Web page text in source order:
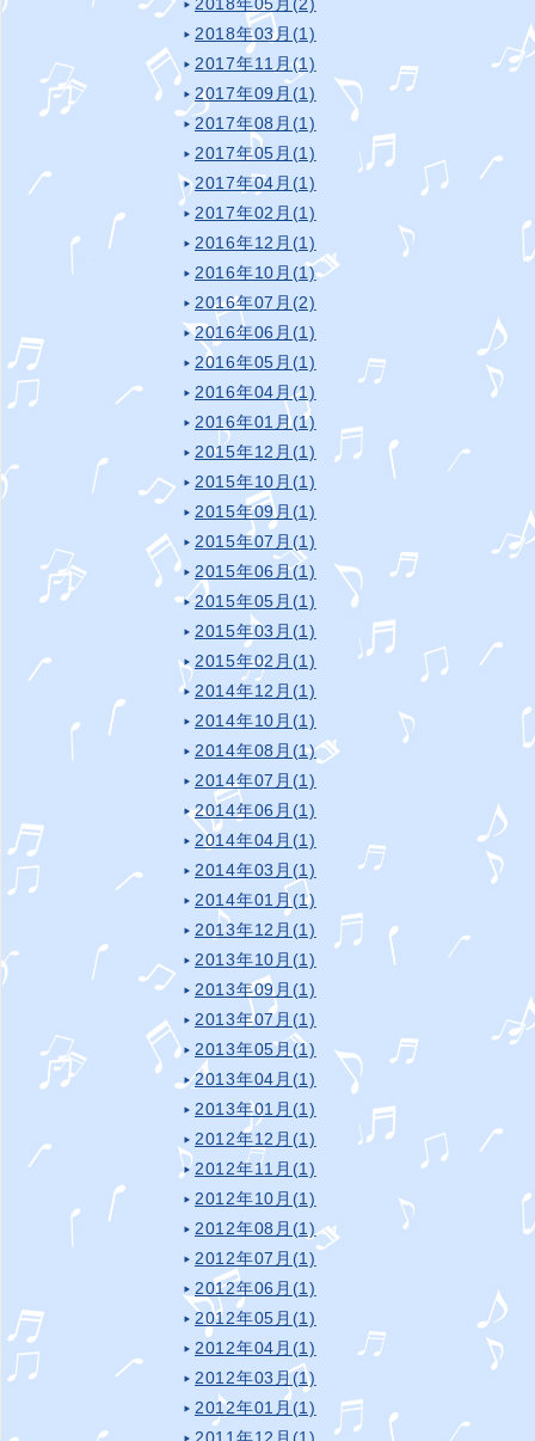
2018年03月(1)
2017年11月(1)
2017年09月(1)
2017年08月(1)
2017年05月(1)
2017年04月(1)
2017年02月(1)
2016年12月(1)
2016年10月(1)
2016年07月(2)
2016年06月(1)
2016年05月(1)
2016年04月(1)
2016年01月(1)
2015年12月(1)
2015年10月(1)
2015年09月(1)
2015年07月(1)
2015年06月(1)
2015年05月(1)
2015年03月(1)
2015年02月(1)
2014年12月(1)
2014年10月(1)
2014年08月(1)
2014年07月(1)
2014年06月(1)
2014年04月(1)
2014年03月(1)
2014年01月(1)
2013年12月(1)
2013年10月(1)
2013年09月(1)
2013年07月(1)
2013年05月(1)
2013年04月(1)
2013年01月(1)
2012年12月(1)
2012年11月(1)
2012年10月(1)
2012年08月(1)
2012年07月(1)
2012年06月(1)
2012年05月(1)
2012年04月(1)
2012年03月(1)
2012年01月(1)